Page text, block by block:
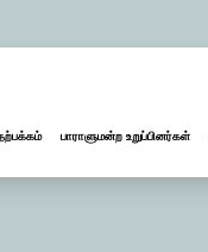
பாராளுமன்ற உறுப்பினர்கள்